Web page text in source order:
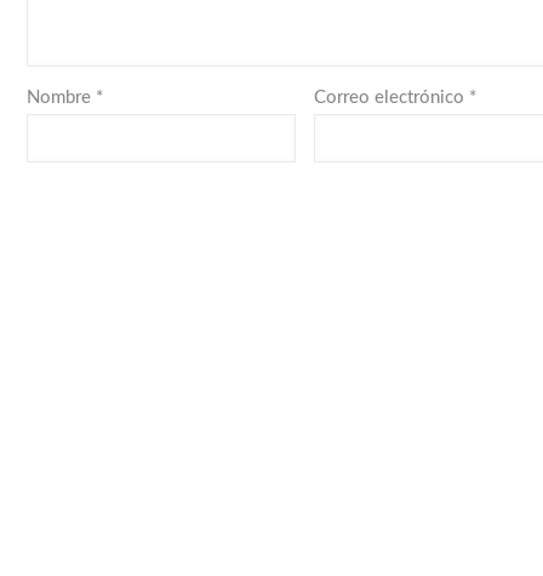
Nombre * Correo electrónico *